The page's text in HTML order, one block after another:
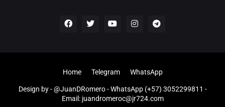
Design by -@JuanDRomero- WhatsApp (+57) 3052299811 -
Email: juandromeroc@jr724.com
Home Telegram WhatsApp